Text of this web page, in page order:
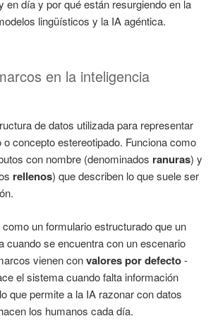
en día y por qué están resurgiendo en la
lingüísticos y la IA agéntica.
en la inteligencia
de datos utilizada para representar
o concepto estereotipado. Funciona como
con nombre (denominados ranuras) y
rellenos) que describen lo que suele ser
un formulario estructurado que un
cuando se encuentra con un escenario
vienen convalores por defecto-
el sistema cuando falta información
que permite a la IA razonar con datos
los humanos cada día.